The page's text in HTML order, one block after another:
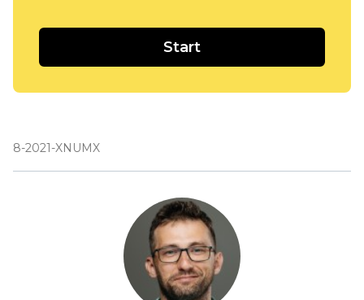
Start
8-2021-XNUMX